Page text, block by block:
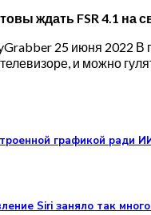
ждать FSR 4.1
25 июня 2022
и можно
графикой ради
Siri заняло так